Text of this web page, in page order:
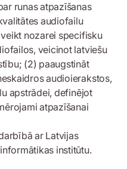
runas atpazīšanas
audiofailu
veikt nozarei specifisku
veicinot latviešu
(2) paaugstināt
audioierakstos,
apstrādei, definējot
atpazīšanai
ar Latvijas
institūtu.